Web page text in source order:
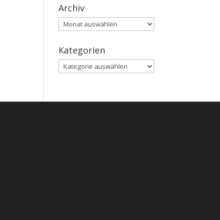
Archiv
Archiv
Kategorien
Kategorien